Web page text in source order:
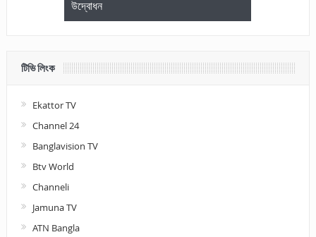
উদ্বোধন
টিভি লিংক
Ekattor TV
Channel 24
Banglavision TV
Btv World
Channeli
Jamuna TV
ATN Bangla